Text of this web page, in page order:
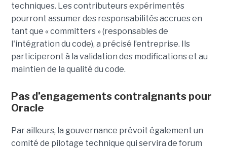
techniques. Les contributeurs expérimentés
pourront assumer des responsabilités accrues en
tant que « committers » (responsables de
l'intégration du code), a précisé l’entreprise. Ils
participeront à la validation des modifications et au
maintien de la qualité du code.
Pas d’engagements contraignants pour
Oracle
Par ailleurs, la gouvernance prévoit également un
comité de pilotage technique qui servira de forum